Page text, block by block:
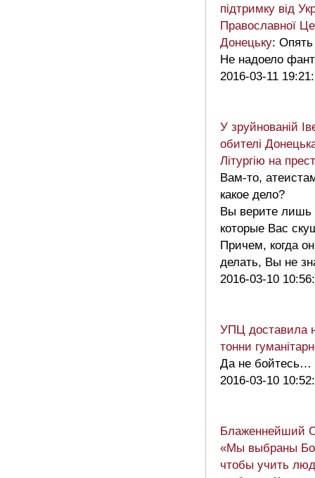
підтримку від
Православної
Донецьку: Опять
Не надоело
2016-03-11
У зруйнованій
обителі
Літургію на
Вам-то,
какое дело?
Вы верите лишь
которые Вас
Причем, когда
делать, Вы не
2016-03-10
УПЦ доставила
тонни
Да не бойтесь…
2016-03-10
Блаженнейший
«Мы выбраны
чтобы учить